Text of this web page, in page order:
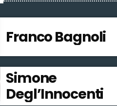
Franco Bagnoli
Simone
Degl’Innocenti